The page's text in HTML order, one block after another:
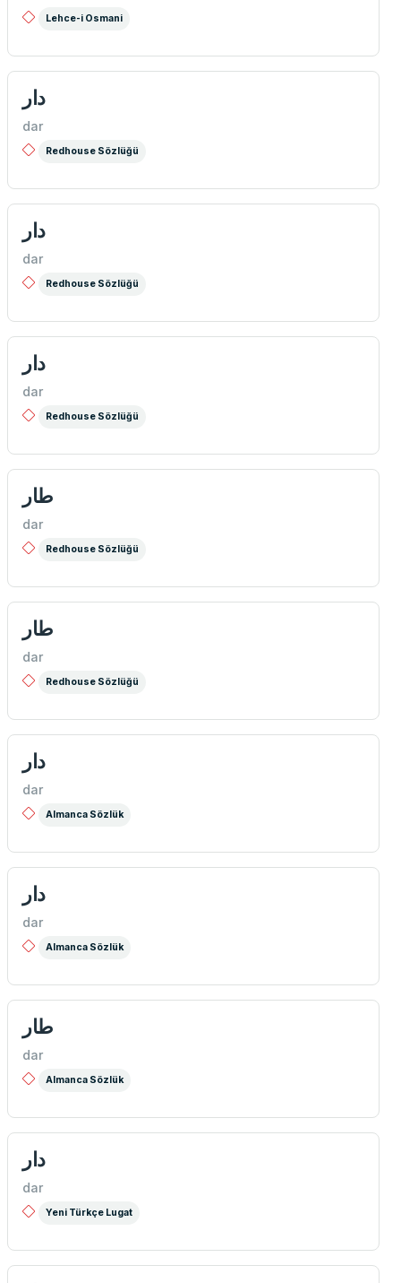
Lehce-i Osmani
دار
dar
Redhouse Sözlüğü
دار
dar
Redhouse Sözlüğü
دار
dar
Redhouse Sözlüğü
طار
dar
Redhouse Sözlüğü
طار
dar
Redhouse Sözlüğü
دار
dar
Almanca Sözlük
دار
dar
Almanca Sözlük
طار
dar
Almanca Sözlük
دار
dar
Yeni Türkçe Lugat